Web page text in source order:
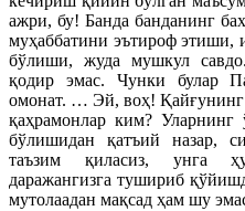
ажри, бу! Банда банданинг
муҳаббатини эътироф этиши,
бўлиши, жуда мушкул
қодир эмас. Чунки булар
омонат. … Эй, воҳ! Қайғунинг
қаҳрамонлар ким?
бўлишидан қатъий назар,
таъзим қиласиз, унга
даражангизга тушириб
мутолаадан мақсад ҳам шу